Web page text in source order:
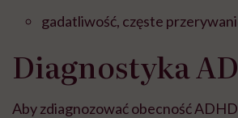
gadatliwość, częste
Diagnostyka
Aby zdiagnozować obecność